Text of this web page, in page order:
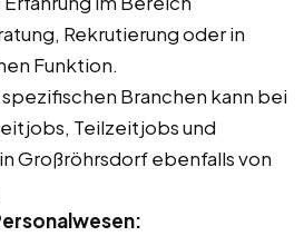
Rekrutierung oder in
Funktion.
spezifischen Branchen kann bei
Teilzeitjobs und
Großröhrsdorf ebenfalls von